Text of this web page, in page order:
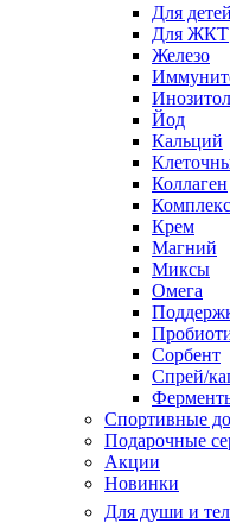
Для детей
Для ЖКТ
Железо
Инозитол
Йод
Кальций
Коллаген
Комплекс
Крем
Магний
Миксы
Омега
Сорбент
Спрей/
Спортивные
Подарочные
Акции
Новинки
Для души и